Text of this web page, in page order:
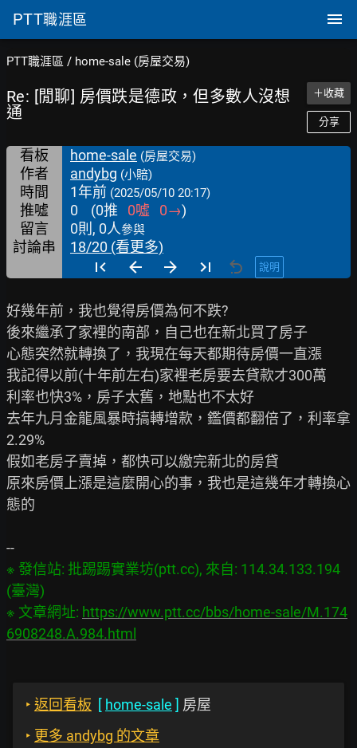
PTT職涯區
PTT職涯區 / home-sale (房屋交易)
Re: [閒聊] 房價跌是德政，但多數人沒想
通
＋收藏
分享
看板 home-sale (房屋交易)
作者 andybg (小賠)
時間 1年前 (2025/05/10 20:17)
推噓 0 (0推 0噓 0→)
留言
0則, 0人參與
討論串 18/20 (看更多)
說明
好幾年前，我也覺得房價為何不跌?
後來繼承了家裡的南部，自己也在新北買了房子
心態突然就轉換了，我現在每天都期待房價一直漲
我記得以前(十年前左右)家裡老房要去貸款才300萬
利率也快3%，房子太舊，地點也不太好
去年九月金龍風暴時搞轉增款，鑑價都翻倍了，利率拿
2.29%
假如老房子賣掉，都快可以繳完新北的房貸
原來房價上漲是這麼開心的事，我也是這幾年才轉換心
態的
※ 發信站: 批踢踢實業坊(ptt.cc), 來自: 114.34.133.194
(臺灣)
※ 文章網址: https://www.ptt.cc/bbs/home-sale/M.174
6908248.A.984.html
‣ 返回看板 [ home-sale ] 房屋
‣ 更多 andybg 的文章